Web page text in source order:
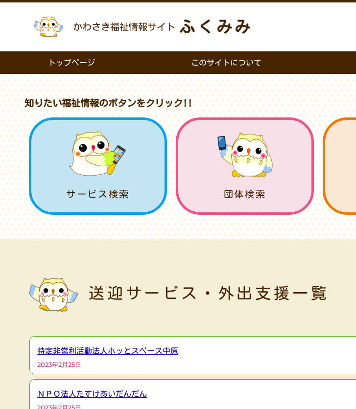
かわさき福祉情報サイト ふくみみ
トップページ このサイトについて
知りたい福祉情報のボタンをクリック!!
サービス検索 団体検索
送迎サービス・外出支援一覧
特定非営利活動法人ホッとスペース中原
2023年2月25日
ＮＰＯ法人たすけあいだんだん